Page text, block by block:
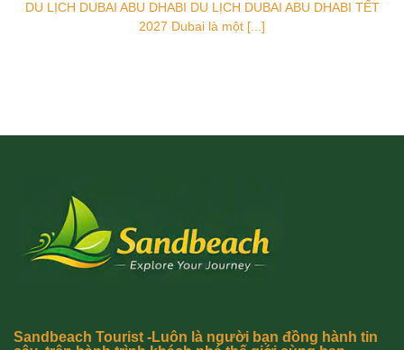
DU LỊCH DUBAI ABU DHABI DU LỊCH DUBAI ABU DHABI TẾT
2027 Dubai là một [...]
Sandbeach Tourist -Luôn là người bạn đồng hành tin